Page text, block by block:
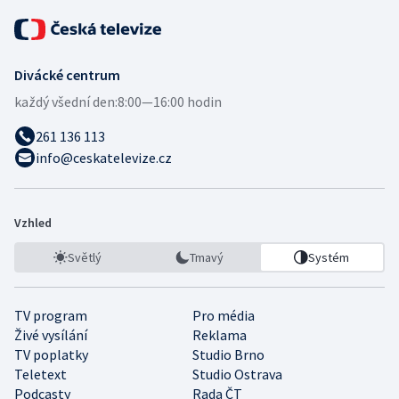
Divácké centrum
každý všední den:8:00—16:00 hodin
261 136 113
info@ceskatelevize.cz
Vzhled
Světlý Tmavý Systém
TV program
Pro média
Živé vysílání
Reklama
TV poplatky
Studio Brno
Teletext
Studio Ostrava
Podcasty
Rada ČT